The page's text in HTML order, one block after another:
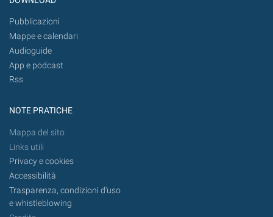
Pubblicazioni
Mappe e calendari
Audioguide
App e podcast
Rss
NOTE PRATICHE
Mappa del sito
Links utili
Privacy e cookies
Accessibilità
Trasparenza, condizioni d'uso
e whistleblowing